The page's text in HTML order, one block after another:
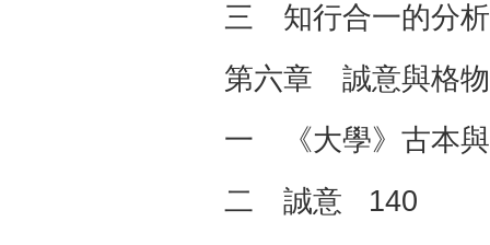
三 知行合一的分
第六章 誠意與格
一 《大學》古
二 誠意 140